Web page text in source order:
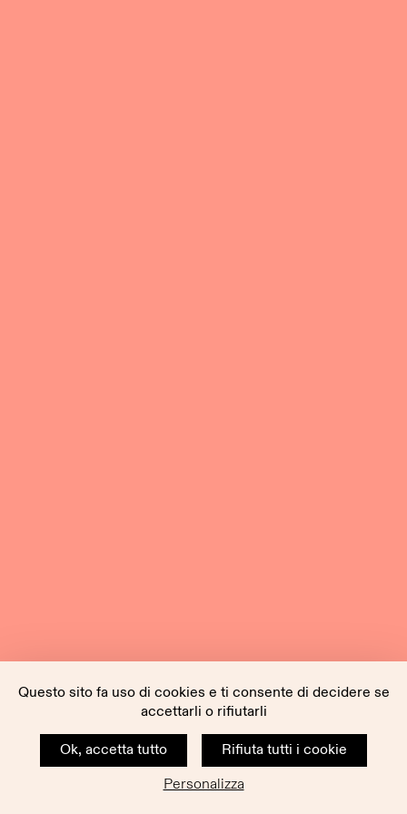
Questo sito fa uso di cookies e ti consente di decidere se
accettarli o rifiutarli
Ok, accetta tutto
Rifiuta tutti i cookie
Personalizza